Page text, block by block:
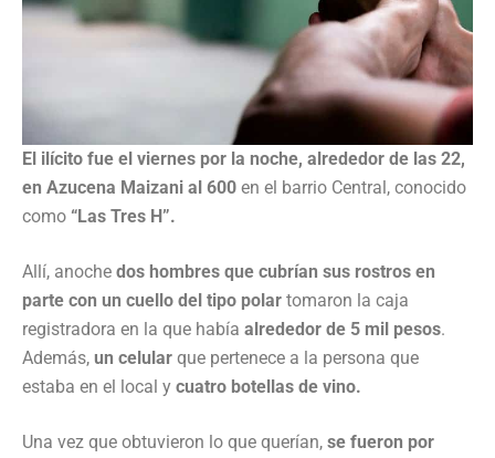
El ilícito fue el viernes por la noche, alrededor de las 22,
en Azucena Maizani al 600 en el barrio Central, conocido
como “Las Tres H”.
Allí, anoche dos hombres que cubrían sus rostros en
parte con un cuello del tipo polar tomaron la caja
registradora en la que había alrededor de 5 mil pesos.
Además, un celular que pertenece a la persona que
estaba en el local y cuatro botellas de vino.
Una vez que obtuvieron lo que querían, se fueron por